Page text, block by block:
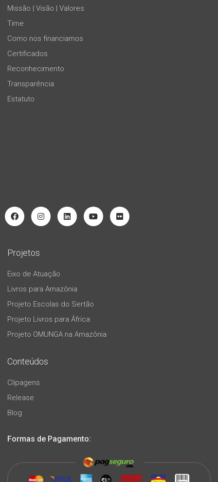
Missão | Visão | Valores
Time
Como nos financiamos
Certificados
Reconhecimento
Transparência
Estatuto
Projetos
Eixo de Atuação
Livros para Amazônia
Projeto Escolas do Sertão
Projeto Livros para África
Projeto OMUNGA na Amazônia
Conteúdos
Clipagens
Release
Blog
Formas de Pagamento: